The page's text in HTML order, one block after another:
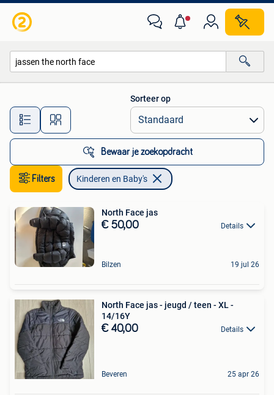
Alle afstanden…
Sorteer op
Bewaar je zoekopdracht
Filters Kinderen en Baby's
North Face jas
€ 50,00 Details
Bilzen 19 jul 26
North Face jas - jeugd / teen - XL -
14/16Y
€ 40,00 Details
Beveren 25 apr 26